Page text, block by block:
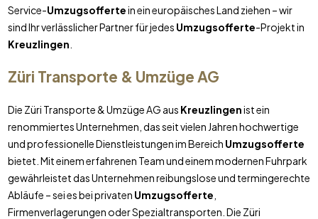
Service-Umzugsoffertein ein europäisches Land ziehen – wir
sind Ihr verlässlicher Partner für jedes Umzugsofferte-Projekt in
Kreuzlingen
Züri Transporte & Umzüge AG
Die Züri Transporte & Umzüge AG aus Kreuzlingenist ein
renommiertes Unternehmen, das seit vielen Jahren hochwertige
und professionelle Dienstleistungen im Bereich Umzugsofferte
bietet. Mit einem erfahrenen Team und einem modernen Fuhrpark
gewährleistet das Unternehmen reibungslose und termingerechte
Abläufe – sei es bei privaten Umzugsofferte
Firmenverlagerungen oder Spezialtransporten. Die Züri